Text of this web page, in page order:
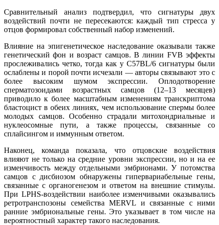
Сравнительный анализ подтвердил, что сигнатуры двух
воздействий почти не пересекаются: каждый тип стресса у
отцов формировал собственный набор изменений.
Влияние на эпигенетическое наследование оказывали также
генетический фон и возраст самцов. В линии FVB эффекты
прослеживались четко, тогда как у C57BL/6 сигнатуры были
ослаблены и порой почти исчезали — авторы связывают это с
более высоким шумом экспрессии. Оплодотворение
сперматозоидами возрастных самцов (12–13 месяцев)
приводило к более масштабным изменениям транскриптома
бластоцист в обеих линиях, чем использование спермы более
молодых самцов. Особенно страдали митохондриальные и
нуклеосомные пути, а также процессы, связанные со
сплайсингом и иммунным ответом.
Наконец, команда показала, что отцовские воздействия
влияют не только на средние уровни экспрессии, но и на ее
изменчивость между отдельными эмбрионами. У потомства
самцов с дисбиозом обнаружены гипервариабельные гены,
связанные с органогенезом и ответом на внешние стимулы.
При LPHS-воздействии наиболее изменчивыми оказывались
ретротранспозоны семейства MERVL и связанные с ними
ранние эмбриональные гены. Это указывает в том числе на
вероятностный характер такого наследования.